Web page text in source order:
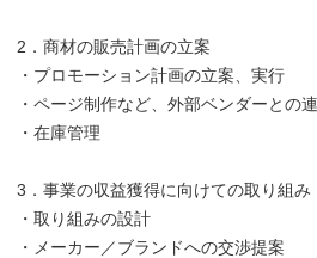
2．商材の販売計画の立案
・プロモーション計画の立案、実行
・ページ制作など、外部ベンダーとの
・在庫管理
3．事業の収益獲得に向けての取り組み
・取り組みの設計
・メーカー／ブランドへの交渉提案